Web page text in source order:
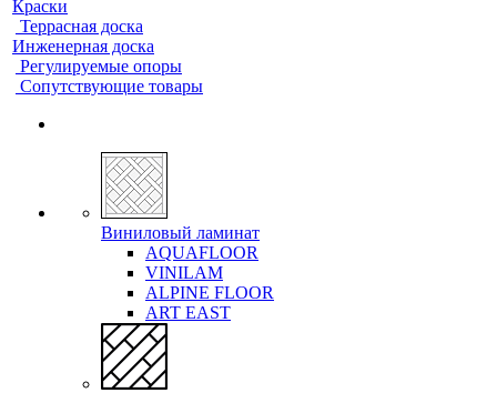
Краски
Террасная доска
Инженерная доска
Регулируемые опоры
Сопутствующие товары
Виниловый ламинат
AQUAFLOOR
VINILAM
ALPINE FLOOR
ART EAST